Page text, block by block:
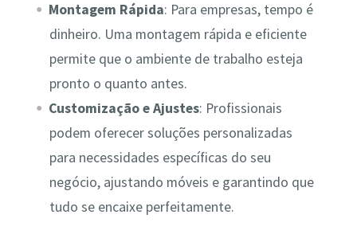
Montagem Rápida: Para empresas, tempo é
dinheiro. Uma montagem rápida e eficiente
permite que o ambiente de trabalho esteja
pronto o quanto antes.
Customização e Ajustes: Profissionais
podem oferecer soluções personalizadas
para necessidades específicas do seu
negócio, ajustando móveis e garantindo que
tudo se encaixe perfeitamente.